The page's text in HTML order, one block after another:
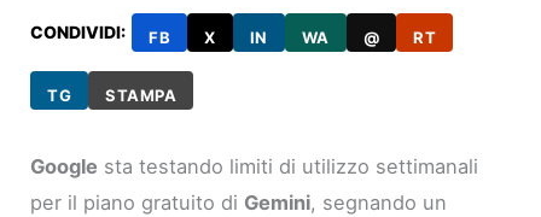
CONDIVIDI: FB X IN WA @ RT
TG STAMPA
Google sta testando limiti di utilizzo settimanali
per il piano gratuito di Gemini, segnando un